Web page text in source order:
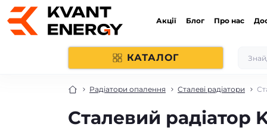
Акції Блог Про нас
КАТАЛОГ
Радіатори опалення Сталеві радіатори
Сталевий радіатор